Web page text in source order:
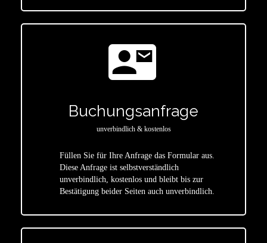
contact_mail
Buchungsanfrage
unverbindlich & kostenlos
Füllen Sie für Ihre Anfrage das Formular aus.
Diese Anfrage ist selbstverständlich
unverbindlich, kostenlos und bleibt bis zur
Bestätigung beider Seiten auch unverbindlich.